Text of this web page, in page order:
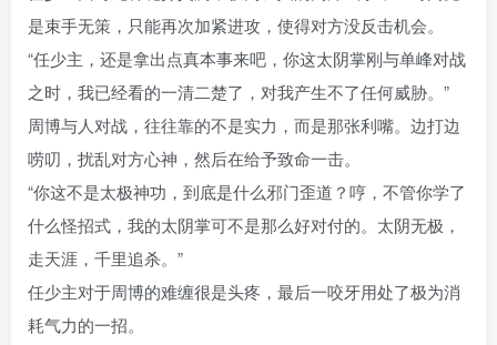
是束手无策，只能再次加紧进攻，使得对方没反击机会。
“任少主，还是拿出点真本事来吧，你这太阴掌刚与单峰对战
之时，我已经看的一清二楚了，对我产生不了任何威胁。”
周博与人对战，往往靠的不是实力，而是那张利嘴。边打边
唠叨，扰乱对方心神，然后在给予致命一击。
“你这不是太极神功，到底是什么邪门歪道？哼，不管你学了
什么怪招式，我的太阴掌可不是那么好对付的。太阴无极，
走天涯，千里追杀。”
任少主对于周博的难缠很是头疼，最后一咬牙用处了极为消
耗气力的一招。